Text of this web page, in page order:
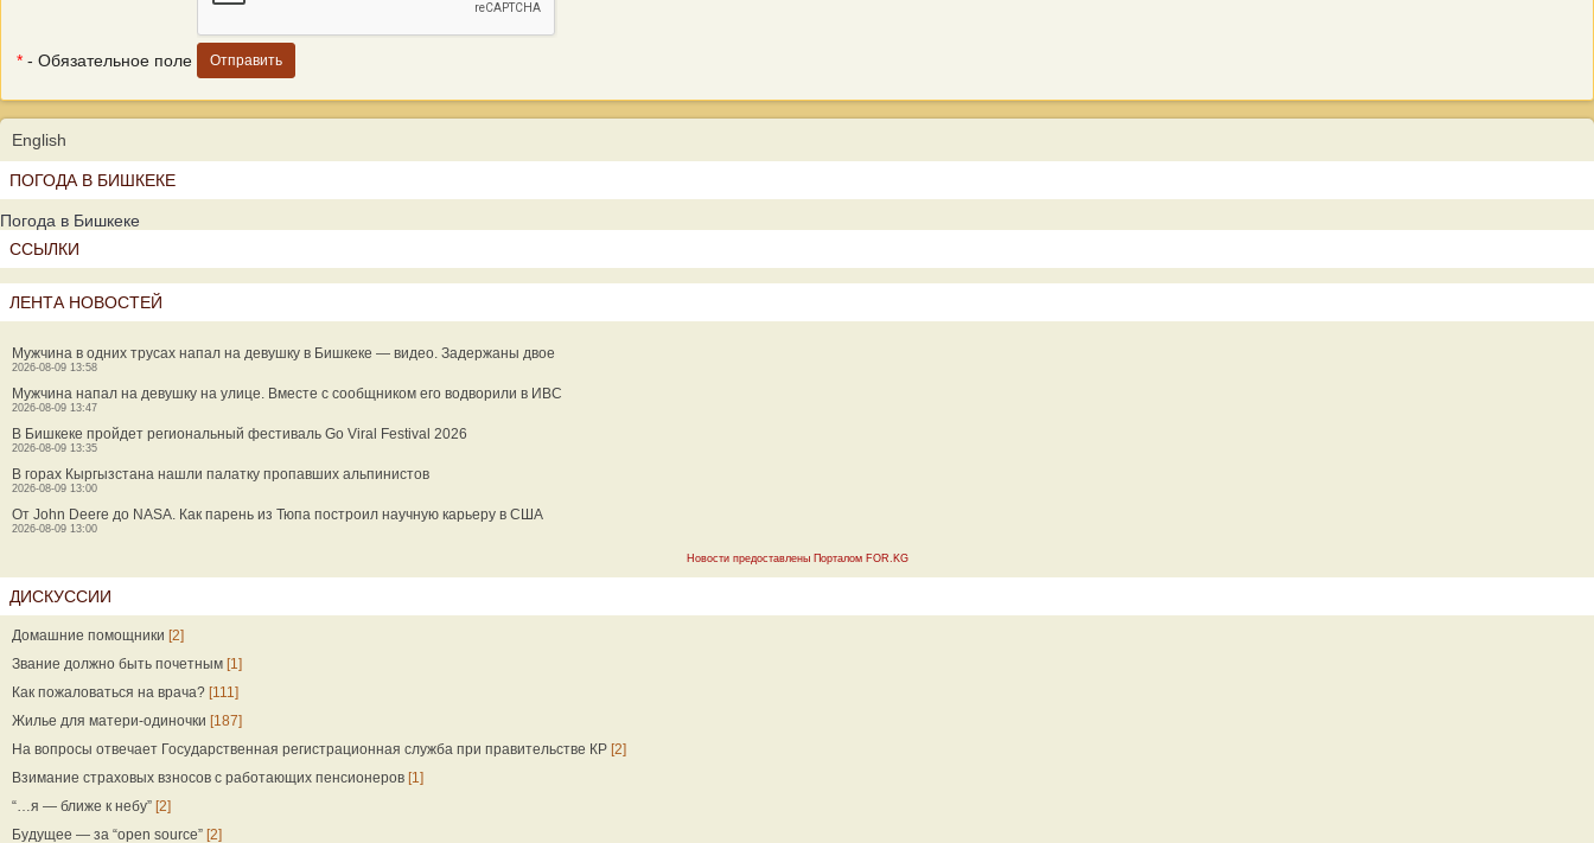
* - Обязательное поле
English
ПОГОДА В БИШКЕКЕ
Погода в Бишкеке
ССЫЛКИ
ЛЕНТА НОВОСТЕЙ
Мужчина в одних трусах напал на девушку в Бишкеке — видео. Задержаны двое
2026-08-09 13:58
Мужчина напал на девушку на улице. Вместе с сообщником его водворили в ИВС
2026-08-09 13:47
В Бишкеке пройдет региональный фестиваль Go Viral Festival 2026
2026-08-09 13:35
В горах Кыргызстана нашли палатку пропавших альпинистов
2026-08-09 13:00
От John Deere до NASA. Как парень из Тюпа построил научную карьеру в США
2026-08-09 13:00
Новости предоставлены Порталом FOR.KG
ДИСКУССИИ
Домашние помощники [2]
Звание должно быть почетным [1]
Как пожаловаться на врача? [111]
Жилье для матери-одиночки [187]
На вопросы отвечает Государственная регистрационная служба при правительстве КР [2]
Взимание страховых взносов с работающих пенсионеров [1]
“…я — ближе к небу” [2]
Будущее — за “open source” [2]